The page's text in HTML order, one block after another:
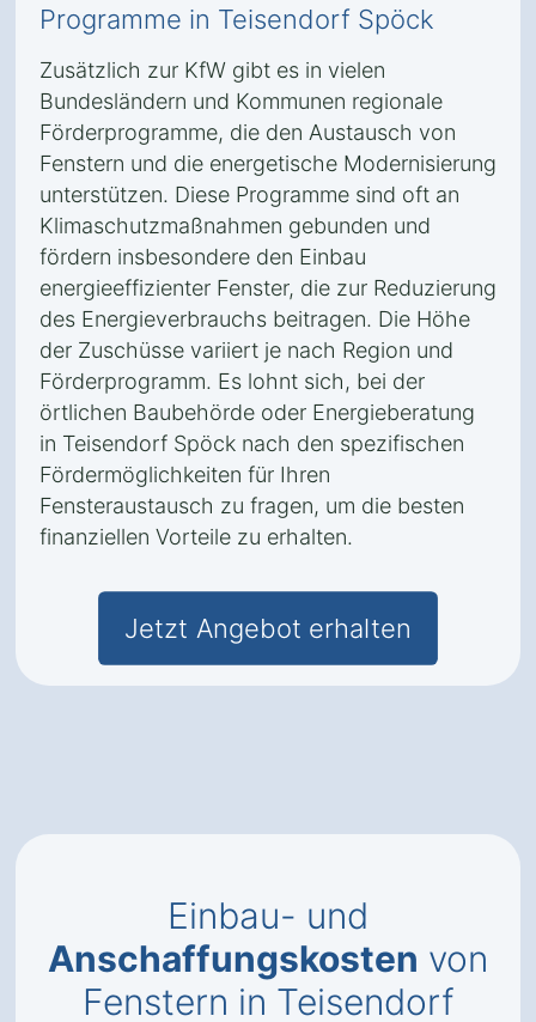
Programme in Teisendorf Spöck
Zusätzlich zur KfW gibt es in vielen
Bundesländern und Kommunen regionale
Förderprogramme, die den Austausch von
Fenstern und die energetische Modernisierung
unterstützen. Diese Programme sind oft an
Klimaschutzmaßnahmen gebunden und
fördern insbesondere den Einbau
energieeffizienter Fenster, die zur Reduzierung
des Energieverbrauchs beitragen. Die Höhe
der Zuschüsse variiert je nach Region und
Förderprogramm. Es lohnt sich, bei der
örtlichen Baubehörde oder Energieberatung
in Teisendorf Spöck nach den spezifischen
Fördermöglichkeiten für Ihren
Fensteraustausch zu fragen, um die besten
finanziellen Vorteile zu erhalten.
Jetzt Angebot erhalten
Einbau- und
Anschaffungskosten von
Fenstern in Teisendorf